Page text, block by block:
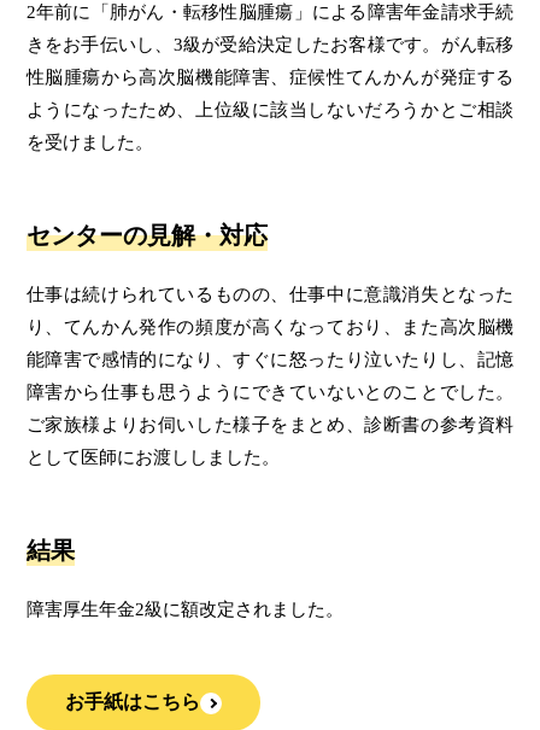
2年前に「肺がん・転移性脳腫瘍」による障害年金請求手続
きをお手伝いし、3級が受給決定したお客様です。がん転移
性脳腫瘍から高次脳機能障害、症候性てんかんが発症する
ようになったため、上位級に該当しないだろうかとご相談
を受けました。
センターの見解・対応
仕事は続けられているものの、仕事中に意識消失となった
り、てんかん発作の頻度が高くなっており、また高次脳機
能障害で感情的になり、すぐに怒ったり泣いたりし、記憶
障害から仕事も思うようにできていないとのことでした。
ご家族様よりお伺いした様子をまとめ、診断書の参考資料
として医師にお渡ししました。
結果
障害厚生年金2級に額改定されました。
お手紙はこちら